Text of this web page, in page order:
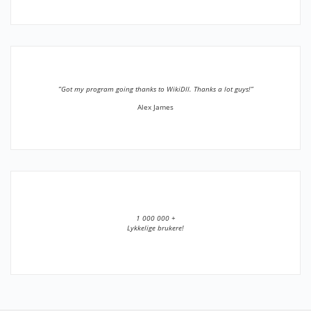
”Got my program going thanks to WikiDll. Thanks a lot guys!”
Alex James
1 000 000 +
Lykkelige brukere!